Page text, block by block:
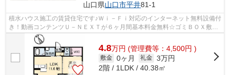
山口県山口市平井81-1
積水ハウス施工の賃貸住宅です♪Ｗｉ－Ｆｉ対応のインターネット無料設備付
き！動画コンテンツＵ－ＮＥＸＴが６ヶ月間基本料金無料☆ゴミＢＯＸ敷地
内にございます♪照明器具、独立洗面化...
4.8万円 (管理費等：4,500円 )
敷金 0ヶ月 礼金 3万円
2階 / 1LDK / 40.38㎡